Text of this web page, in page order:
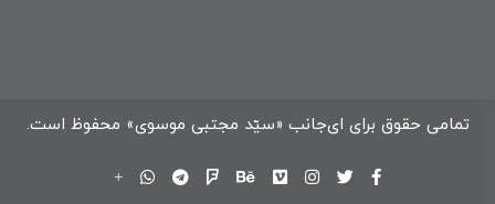
تمامی حقوق برای ای‌جانب «سیّد مجتبی موسوی» محفوظ است.